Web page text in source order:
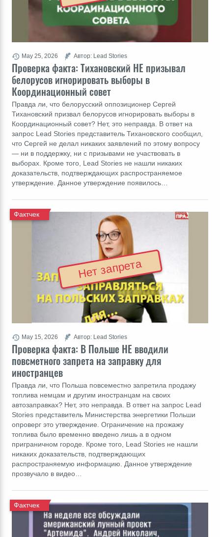
Проверка факта: Тихановский НЕ призывал
белорусов игнорировать выборы в
Координационный совет
Правда ли, что белорусский оппозиционер Сергей
Тихановский призвал белорусов игнорировать выборы в
Координационный совет? Нет, это неправда. В ответ на
запрос Lead Stories представитель Тихановского сообщил,
что Сергей не делал никаких заявлений по этому вопросу
― ни в поддержку, ни с призывами не участвовать в
выборах. Кроме того, Lead Stories не нашли никаких
доказательств, подтверждающих распространяемое
утверждение. Данное утверждение появилось…
May 25, 2026 Автор: Lead Stories
Проверка факта: В Польше НЕ вводили
повсметного запрета на заправку для
иностранцев
Фактчек
Правда ли, что Польша повсеместно запретила продажу
топлива немцам и другим иностранцам на своих
автозаправках? Нет, это неправда. В ответ на запрос Lead
Stories представитель Министерства энергетики Польши
опроверг это утверждение. Ограничение на прожажу
топлива было временно введено лишь а в одном
приграничном городе. Кроме того, Lead Stories не нашли
никаких доказательств, подтверждающих
распространяемую информацию. Данное утверждение
прозвучало в видео…
May 15, 2026 Автор: Lead Stories
Нет запрета
Фактчек